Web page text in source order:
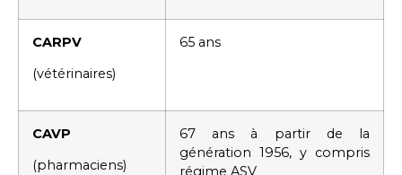
CARPV
(vétérinaires)
65 ans
CAVP
(pharmaciens)
67 ans à partir de la
génération 1956, y compris
régime ASV